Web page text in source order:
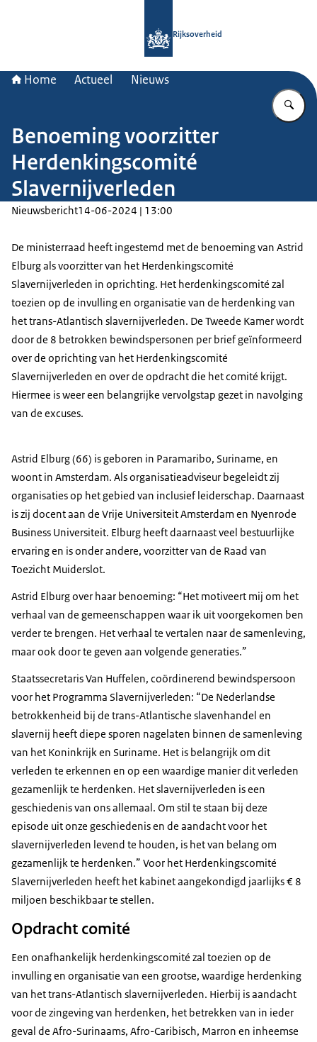
Rijksoverheid
Home Actueel Nieuws
Benoeming voorzitter
Herdenkingscomité
Slavernijverleden
Nieuwsbericht14-06-2024 | 13:00
De ministerraad heeft ingestemd met de benoeming van Astrid
Elburg als voorzitter van het Herdenkingscomité
Slavernijverleden in oprichting. Het herdenkingscomité zal
toezien op de invulling en organisatie van de herdenking van
het trans-Atlantisch slavernijverleden. De Tweede Kamer wordt
door de 8 betrokken bewindspersonen per brief geïnformeerd
over de oprichting van het Herdenkingscomité
Slavernijverleden en over de opdracht die het comité krijgt.
Hiermee is weer een belangrijke vervolgstap gezet in navolging
van de excuses.
Astrid Elburg (66) is geboren in Paramaribo, Suriname, en
woont in Amsterdam. Als organisatieadviseur begeleidt zij
organisaties op het gebied van inclusief leiderschap. Daarnaast
is zij docent aan de Vrije Universiteit Amsterdam en Nyenrode
Business Universiteit. Elburg heeft daarnaast veel bestuurlijke
ervaring en is onder andere, voorzitter van de Raad van
Toezicht Muiderslot.
Astrid Elburg over haar benoeming: “Het motiveert mij om het
verhaal van de gemeenschappen waar ik uit voorgekomen ben
verder te brengen. Het verhaal te vertalen naar de samenleving,
maar ook door te geven aan volgende generaties.”
Staatssecretaris Van Huffelen, coördinerend bewindspersoon
voor het Programma Slavernijverleden: “De Nederlandse
betrokkenheid bij de trans-Atlantische slavenhandel en
slavernij heeft diepe sporen nagelaten binnen de samenleving
van het Koninkrijk en Suriname. Het is belangrijk om dit
verleden te erkennen en op een waardige manier dit verleden
gezamenlijk te herdenken. Het slavernijverleden is een
geschiedenis van ons allemaal. Om stil te staan bij deze
episode uit onze geschiedenis en de aandacht voor het
slavernijverleden levend te houden, is het van belang om
gezamenlijk te herdenken.” Voor het Herdenkingscomité
Slavernijverleden heeft het kabinet aangekondigd jaarlijks € 8
miljoen beschikbaar te stellen.
Opdracht comité
Een onafhankelijk herdenkingscomité zal toezien op de
invulling en organisatie van een grootse, waardige herdenking
van het trans-Atlantisch slavernijverleden. Hierbij is aandacht
voor de zingeving van herdenken, het betrekken van in ieder
geval de Afro-Surinaams, Afro-Caribisch, Marron en inheemse